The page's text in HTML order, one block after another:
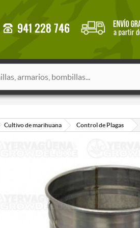
Cultivo de marihuana Control de Plagas